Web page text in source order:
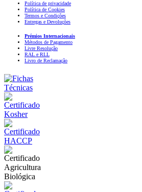
Política de privacidade
Política de Cookies
Termos e Condições
Entregas e Devoluções
Prémios Internacionais
Métodos de Pagamento
Livre Resolução
RAL e RLL
Livro de Reclamação